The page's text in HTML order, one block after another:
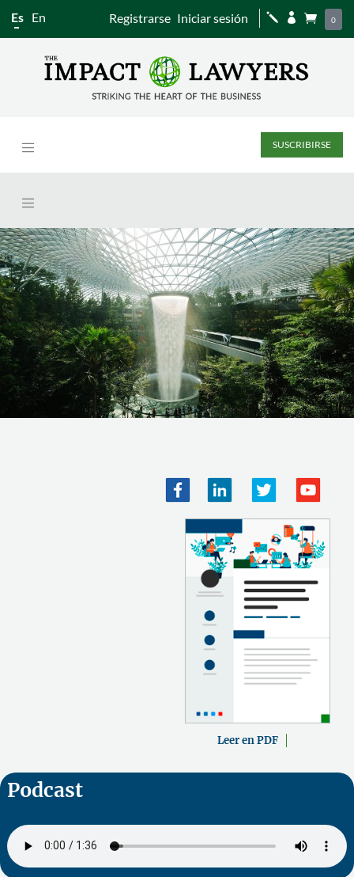
Es En Registrarse Iniciar sesión j   0
SUSCRIBIRSE
Leer en PDF
Podcast